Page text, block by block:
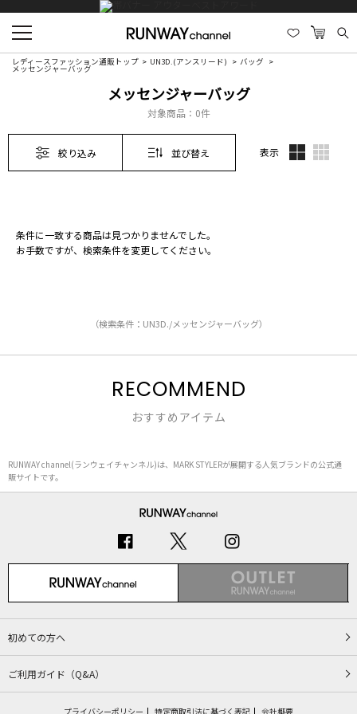
レディースファッション通販トップ UN3D.(アンスリード) バッグ
メッセンジャーバッグ
メッセンジャーバッグ
対象商品： 0件
絞り込み 並び替え 表示
条件に一致する商品は見つかりませんでした。
お手数ですが、検索条件を変更してください。
（検索条件：UN3D./メッセンジャーバッグ）
RECOMMEND
おすすめアイテム
RUNWAY channel(ランウェイチャンネル)は、MARK STYLERが展開する人気ブランドの公式通
販サイトです。
初めての方へ
ご利用ガイド（Q&A）
プライバシーポリシー 特定商取引法に基づく表記 会社概要